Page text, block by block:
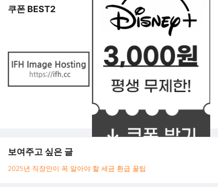
쿠폰 BEST2
보여주고 싶은 글
2025년 직장인이 꼭 알아야 할 세금 환급 꿀팁